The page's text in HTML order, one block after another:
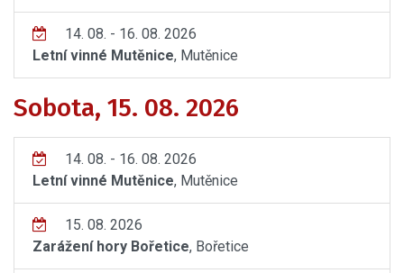
14. 08. - 16. 08. 2026
Letní vinné Mutěnice, Mutěnice
Sobota, 15. 08. 2026
14. 08. - 16. 08. 2026
Letní vinné Mutěnice, Mutěnice
15. 08. 2026
Zarážení hory Bořetice, Bořetice